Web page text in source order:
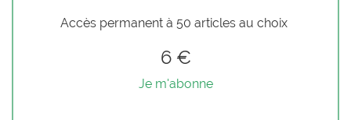
Accès permanent à 50 articles au choix
6 €
Je m'abonne